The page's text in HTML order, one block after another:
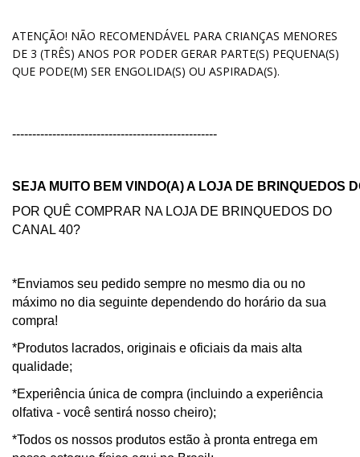
ATENÇÃO! NÃO RECOMENDÁVEL PARA CRIANÇAS MENORES
DE 3 (TRÊS) ANOS POR PODER GERAR PARTE(S) PEQUENA(S)
QUE PODE(M) SER ENGOLIDA(S) OU ASPIRADA(S).
---------------------------------------------------
SEJA MUITO BEM VINDO(A) A LOJA DE BRINQUEDOS
POR QUÊ COMPRAR NA LOJA DE BRINQUEDOS DO
CANAL 40?
*Enviamos seu pedido sempre no mesmo dia ou no
máximo no dia seguinte dependendo do horário da sua
compra!
*Produtos lacrados, originais e oficiais da mais alta
qualidade;
*Experiência única de compra (incluindo a experiência
olfativa - você sentirá nosso cheiro);
*Todos os nossos produtos estão à pronta entrega em